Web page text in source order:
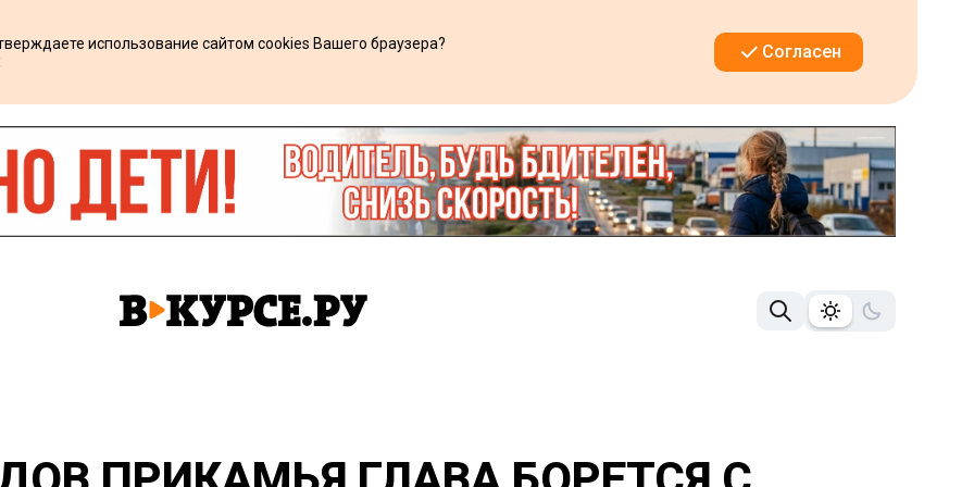
использование сайтом cookies Вашего браузера?
Согласен